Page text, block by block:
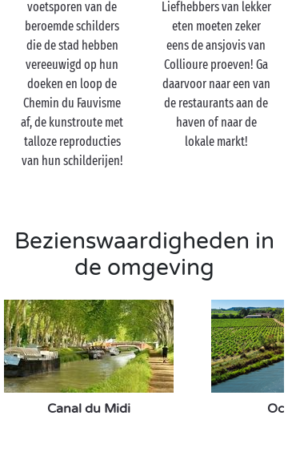
genietend van wat gezellige 'quality time' in een
betoverende omgeving. Ga tegen zonsondergang
naar de jachthaven om de mooie kleuren van de
hemel te bewonderen ... kan het nog romantischer?
Geniet tot slot met uw geliefde van een heerlijk diner
in het restaurant om deze campingdag perfect af te
sluiten.
voetsporen van de
beroemde schilders
die de stad hebben
vereeuwigd op hun
doeken en loop de
Chemin du Fauvisme
af, de kunstroute met
talloze reproducties
van hun schilderijen!
Liefhebbers van lekker
eten moeten zeker
eens de ansjovis van
Collioure proeven! Ga
daarvoor naar een van
de restaurants aan de
haven of naar de
lokale markt!
Bezienswaardigheden in
de omgeving
Canal du Midi